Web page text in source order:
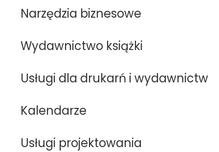
Narzędzia biznesowe
Wydawnictwo książki
Usługi dla drukarń i wydawnictw
Kalendarze
Usługi projektowania